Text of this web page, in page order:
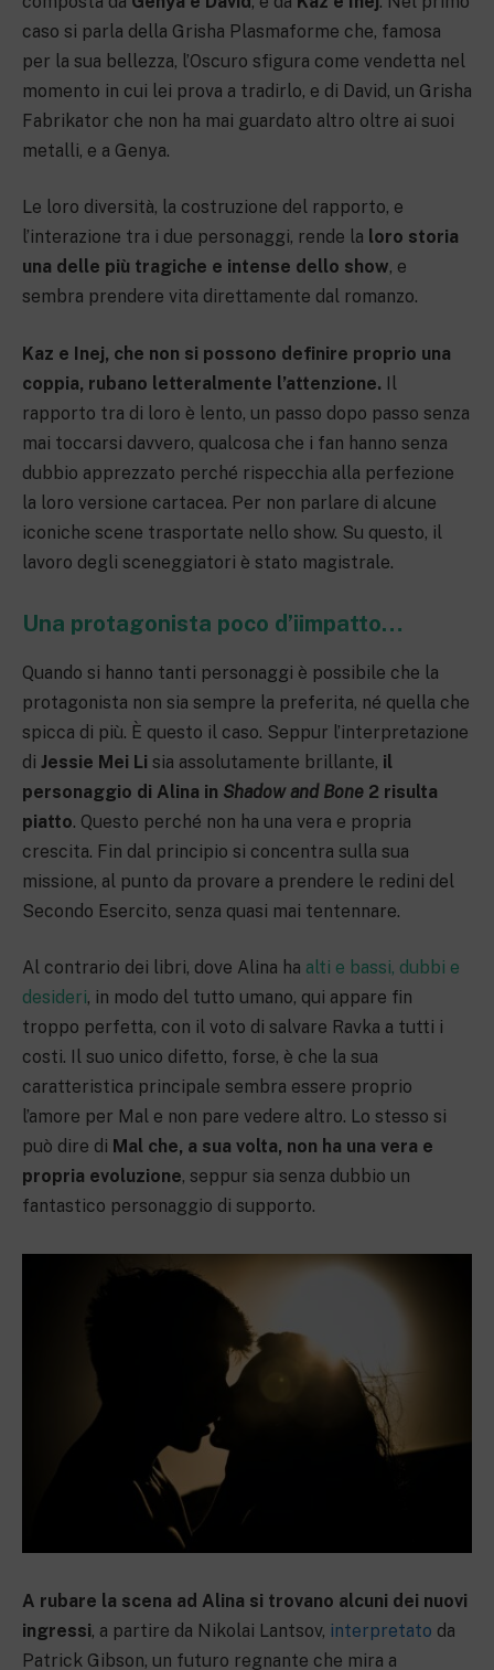
caso si parla della Grisha Plasmaforme che, famosa
per la sua bellezza, l’Oscuro sfigura come vendetta nel
momento in cui lei prova a tradirlo, e di David, un Grisha
Fabrikator che non ha mai guardato altro oltre ai suoi
metalli, e a Genya.
Le loro diversità, la costruzione del rapporto, e
l’interazione tra i due personaggi, rende la loro storia
una delle più tragiche e intense dello show, e
sembra prendere vita direttamente dal romanzo.
Kaz e Inej, che non si possono definire proprio una
coppia, rubano letteralmente l’attenzione. Il
rapporto tra di loro è lento, un passo dopo passo senza
mai toccarsi davvero, qualcosa che i fan hanno senza
dubbio apprezzato perché rispecchia alla perfezione
la loro versione cartacea. Per non parlare di alcune
iconiche scene trasportate nello show. Su questo, il
lavoro degli sceneggiatori è stato magistrale.
Una protagonista poco d’iimpatto…
Quando si hanno tanti personaggi è possibile che la
protagonista non sia sempre la preferita, né quella che
spicca di più. È questo il caso. Seppur l’interpretazione
di Jessie Mei Li sia assolutamente brillante, il
personaggio di Alina in Shadow and Bone 2 risulta
piatto. Questo perché non ha una vera e propria
crescita. Fin dal principio si concentra sulla sua
missione, al punto da provare a prendere le redini del
Secondo Esercito, senza quasi mai tentennare.
Al contrario dei libri, dove Alina ha alti e bassi, dubbi e
desideri, in modo del tutto umano, qui appare fin
troppo perfetta, con il voto di salvare Ravka a tutti i
costi. Il suo unico difetto, forse, è che la sua
caratteristica principale sembra essere proprio
l’amore per Mal e non pare vedere altro. Lo stesso si
può dire di Mal che, a sua volta, non ha una vera e
propria evoluzione, seppur sia senza dubbio un
fantastico personaggio di supporto.
A rubare la scena ad Alina si trovano alcuni dei nuovi
ingressi, a partire da Nikolai Lantsov, interpretato da
Patrick Gibson, un futuro regnante che mira a